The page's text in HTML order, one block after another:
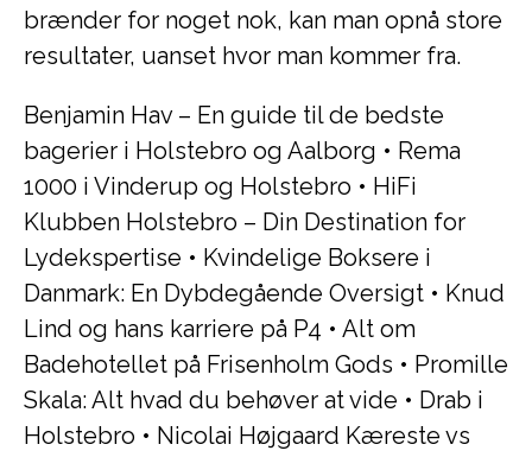
brænder for noget nok, kan man opnå store
resultater, uanset hvor man kommer fra.
Benjamin Hav – En guide til de bedste
bagerier i Holstebro og Aalborg • Rema
1000 i Vinderup og Holstebro • HiFi
Klubben Holstebro – Din Destination for
Lydekspertise • Kvindelige Boksere i
Danmark: En Dybdegående Oversigt • Knud
Lind og hans karriere på P4 • Alt om
Badehotellet på Frisenholm Gods • Promille
Skala: Alt hvad du behøver at vide • Drab i
Holstebro • Nicolai Højgaard Kæreste vs